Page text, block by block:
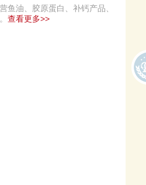
油、胶原蛋白、补钙产品、
查看更多>>